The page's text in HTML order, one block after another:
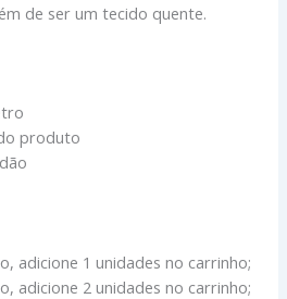
de ser um tecido quente.
produto
adicione 1 unidades no carrinho;
adicione 2 unidades no carrinho;